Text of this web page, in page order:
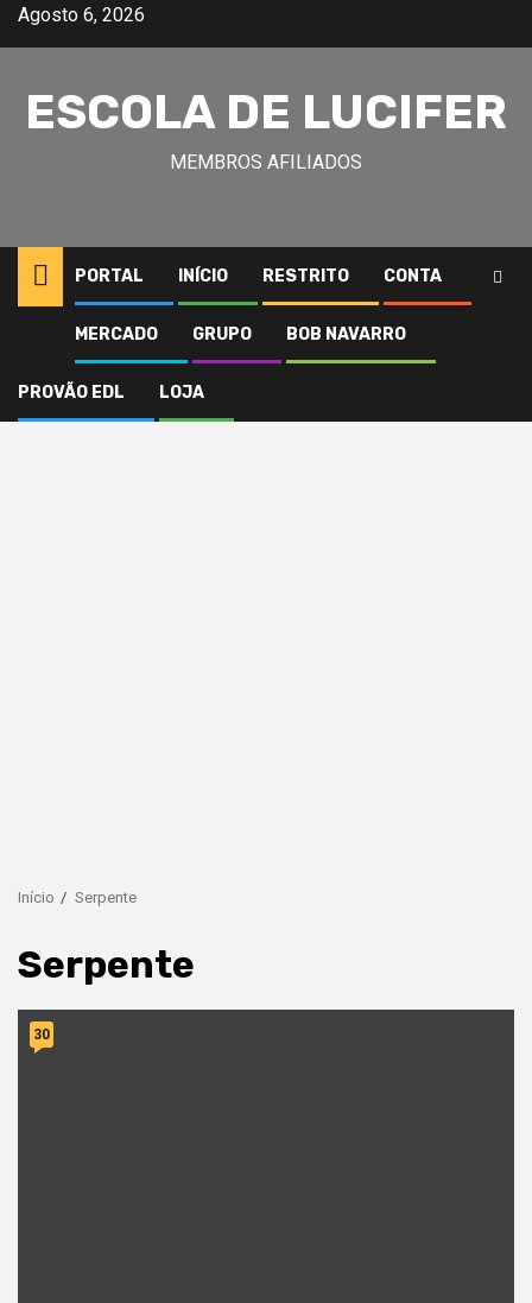
Avançar
conteúdo
Agosto 6, 2026
ESCOLA DE LUCIFER
MEMBROS AFILIADOS
PORTAL INÍCIO RESTRITO CONTA
MERCADO GRUPO BOB NAVARRO
PROVÃO EDL LOJA
Início Serpente
Serpente
30